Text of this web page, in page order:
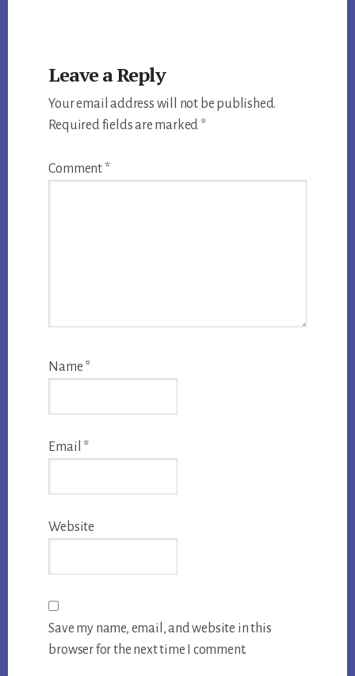
Interactions
Leave a Reply
Your email address will not be published.
Required fields are marked *
Comment *
Name *
Email *
Website
Save my name, email, and website in this
browser for the next time I comment.